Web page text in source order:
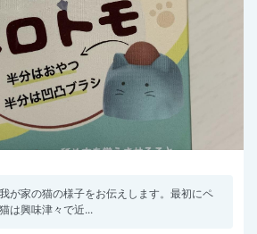
が家の猫の様子をお伝えします。最初にペ
は興味津々で近...